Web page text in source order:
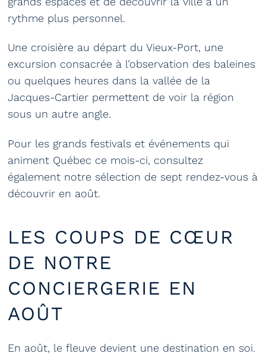
rythme plus personnel.
Une croisière au départ du Vieux-Port, une
excursion consacrée à l’observation des baleines
ou quelques heures dans la vallée de la
Jacques-Cartier permettent de voir la région
sous un autre angle.
Pour les grands festivals et événements qui
animent Québec ce mois-ci, consultez
également notre sélection de sept rendez-vous à
découvrir en août.
LES COUPS DE CŒUR
DE NOTRE
CONCIERGERIE EN
AOÛT
En août, le fleuve devient une destination en soi.